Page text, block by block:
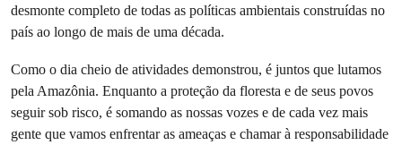
desmonte completo de todas as políticas ambientais construídas no
país ao longo de mais de uma década.
Como o dia cheio de atividades demonstrou, é juntos que lutamos
pela Amazônia. Enquanto a proteção da floresta e de seus povos
seguir sob risco, é somando as nossas vozes e de cada vez mais
gente que vamos enfrentar as ameaças e chamar à responsabilidade